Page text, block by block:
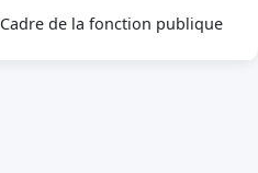
Cadre de la fonction publique